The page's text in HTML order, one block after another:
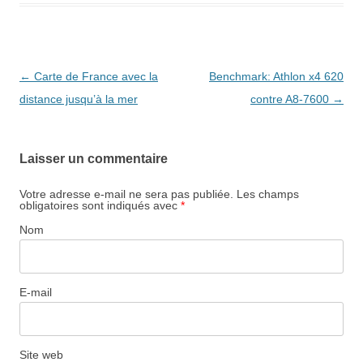
Navigation
des
← Carte de France avec la
distance jusqu’à la mer
Benchmark: Athlon x4 620
contre A8-7600 →
Laisser un commentaire
Votre adresse e-mail ne sera pas publiée.
Les champs
obligatoires sont indiqués avec *
Nom
E-mail
Site web